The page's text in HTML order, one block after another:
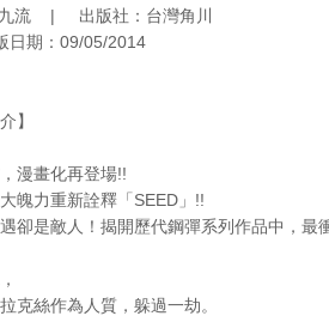
流 | 出版社：台灣角川
期：09/05/2014
】
漫畫化再登場!!
魄力重新詮釋「SEED」!!
卻是敵人！揭開歷代鋼彈系列作品中，最
克絲作為人質，躲過一劫。